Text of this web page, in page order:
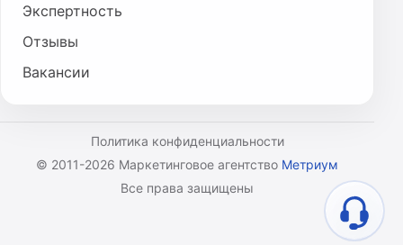
Экспертность
Отзывы
Вакансии
Политика конфиденциальности
© 2011-2026 Маркетинговое агентство Метриум
Все права защищены